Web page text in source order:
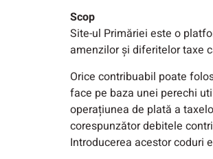
Scop
Site-ul Primăriei este o
amenzilor și diferitelor taxe
Orice contribuabil poate
face pe baza unei perechi
operațiunea de plată a
corespunzător debitele
Introducerea acestor coduri